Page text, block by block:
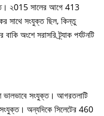
২015 সালের আগে 413
সাথে সংযুক্ত ছিল, কিন্তু
অংশে সরাসরি ট্র্যাক পর্যটনটি
ভালভাবে সংযুক্ত। আগরতলাটি
অন্যদিকে সিলেটের 460